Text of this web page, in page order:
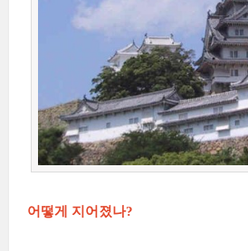
어떻게 지어졌나?